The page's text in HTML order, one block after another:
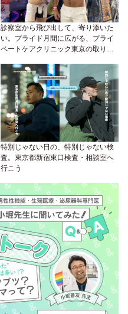
診察室から飛び出して、寄り添いた
い。プライド月間に広がる、プライ
ベートケアクリニック東京の取り組
特別じゃない日の、特別じゃない検
査。東京都新宿東口検査・相談室へ
行こう